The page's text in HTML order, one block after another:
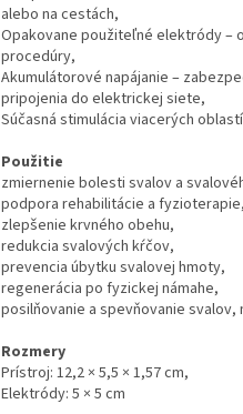
alebo na cestách,
Opakovane použiteľné elektródy –
procedúry,
Akumulátorové napájanie –
pripojenia do elektrickej siete,
Súčasná stimulácia viacerých
Použitie
zmiernenie bolesti svalov a
podpora rehabilitácie a fyzioterapie,
zlepšenie krvného obehu,
redukcia svalových kŕčov,
prevencia úbytku svalovej hmoty,
regenerácia po fyzickej námahe,
posilňovanie a spevňovanie svalov,
Rozmery
Prístroj: 12,2 × 5,5 × 1,57 cm,
Elektródy: 5 × 5 cm